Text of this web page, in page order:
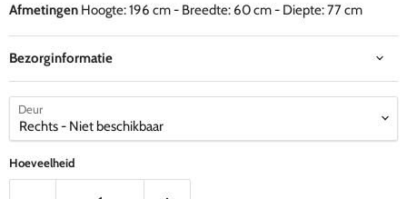
Afmetingen Hoogte: 196 cm - Breedte: 60 cm - Diepte: 77 cm
Bezorginformatie
Deur
Hoeveelheid